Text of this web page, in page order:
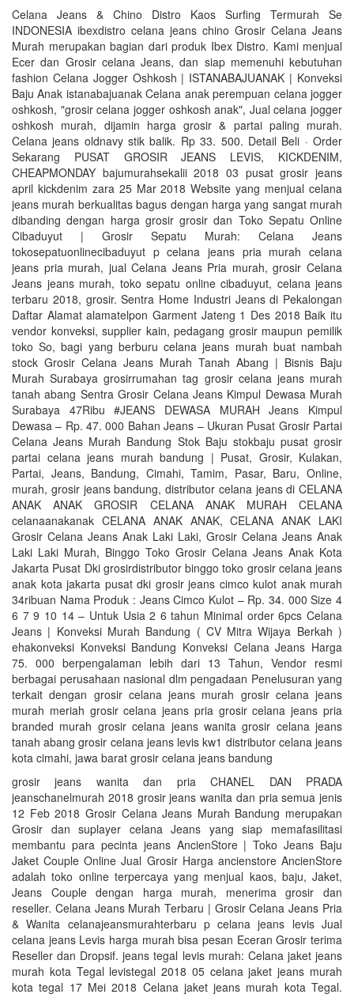
Celana Jeans & Chino Distro Kaos Surfing Termurah Se
INDONESIA ibexdistro celana jeans chino Grosir Celana Jeans
Murah merupakan bagian dari produk Ibex Distro. Kami menjual
Ecer dan Grosir celana Jeans, dan siap memenuhi kebutuhan
fashion Celana Jogger Oshkosh | ISTANABAJUANAK | Konveksi
Baju Anak istanabajuanak Celana anak perempuan celana jogger
oshkosh, "grosir celana jogger oshkosh anak", Jual celana jogger
oshkosh murah, dijamin harga grosir & partai paling murah.
Celana jeans oldnavy stik balik. Rp 33. 500. Detail Beli · Order
Sekarang PUSAT GROSIR JEANS LEVIS, KICKDENIM,
CHEAPMONDAY bajumurahsekalii 2018 03 pusat grosir jeans
april kickdenim zara 25 Mar 2018 Website yang menjual celana
jeans murah berkualitas bagus dengan harga yang sangat murah
dibanding dengan harga grosir grosir dan Toko Sepatu Online
Cibaduyut | Grosir Sepatu Murah: Celana Jeans
tokosepatuonlinecibaduyut p celana jeans pria murah celana
jeans pria murah, jual Celana Jeans Pria murah, grosir Celana
Jeans jeans murah, toko sepatu online cibaduyut, celana jeans
terbaru 2018, grosir. Sentra Home Industri Jeans di Pekalongan
Daftar Alamat alamatelpon Garment Jateng 1 Des 2018 Baik itu
vendor konveksi, supplier kain, pedagang grosir maupun pemilik
toko So, bagi yang berburu celana jeans murah buat nambah
stock Grosir Celana Jeans Murah Tanah Abang | Bisnis Baju
Murah Surabaya grosirrumahan tag grosir celana jeans murah
tanah abang Sentra Grosir Celana Jeans Kimpul Dewasa Murah
Surabaya 47Ribu #JEANS DEWASA MURAH Jeans Kimpul
Dewasa – Rp. 47. 000 Bahan Jeans – Ukuran Pusat Grosir Partai
Celana Jeans Murah Bandung Stok Baju stokbaju pusat grosir
partai celana jeans murah bandung | Pusat, Grosir, Kulakan,
Partai, Jeans, Bandung, Cimahi, Tamim, Pasar, Baru, Online,
murah, grosir jeans bandung, distributor celana jeans di CELANA
ANAK ANAK GROSIR CELANA ANAK MURAH CELANA
celanaanakanak CELANA ANAK ANAK, CELANA ANAK LAKI
Grosir Celana Jeans Anak Laki Laki, Grosir Celana Jeans Anak
Laki Laki Murah, Binggo Toko Grosir Celana Jeans Anak Kota
Jakarta Pusat Dki grosirdistributor binggo toko grosir celana jeans
anak kota jakarta pusat dki grosir jeans cimco kulot anak murah
34ribuan Nama Produk : Jeans Cimco Kulot – Rp. 34. 000 Size 4
6 7 9 10 14 – Untuk Usia 2 6 tahun Minimal order 6pcs Celana
Jeans | Konveksi Murah Bandung ( CV Mitra Wijaya Berkah )
ehakonveksi Konveksi Bandung Konveksi Celana Jeans Harga
75. 000 berpengalaman lebih dari 13 Tahun, Vendor resmi
berbagai perusahaan nasional dlm pengadaan Penelusuran yang
terkait dengan grosir celana jeans murah grosir celana jeans
murah meriah grosir celana jeans pria grosir celana jeans pria
branded murah grosir celana jeans wanita grosir celana jeans
tanah abang grosir celana jeans levis kw1 distributor celana jeans
kota cimahi, jawa barat grosir celana jeans bandung
grosir jeans wanita dan pria CHANEL DAN PRADA
jeanschanelmurah 2018 grosir jeans wanita dan pria semua jenis
12 Feb 2018 Grosir Celana Jeans Murah Bandung merupakan
Grosir dan suplayer celana Jeans yang siap memafasilitasi
membantu para pecinta jeans AncienStore | Toko Jeans Baju
Jaket Couple Online Jual Grosir Harga ancienstore AncienStore
adalah toko online terpercaya yang menjual kaos, baju, Jaket,
Jeans Couple dengan harga murah, menerima grosir dan
reseller. Celana Jeans Murah Terbaru | Grosir Celana Jeans Pria
& Wanita celanajeansmurahterbaru p celana jeans levis Jual
celana jeans Levis harga murah bisa pesan Eceran Grosir terima
Reseller dan Dropsif. jeans tegal levis murah: Celana jaket jeans
murah kota Tegal levistegal 2018 05 celana jaket jeans murah
kota tegal 17 Mei 2018 Celana jaket jeans murah kota Tegal.